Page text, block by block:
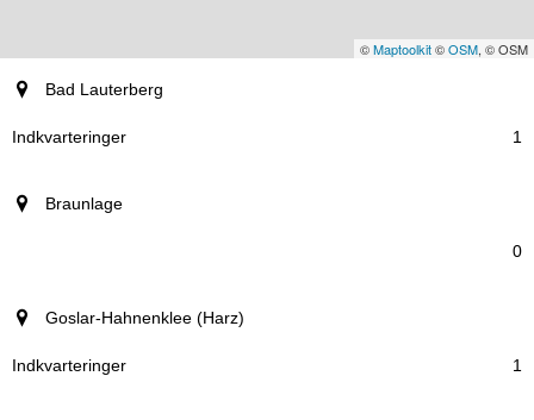
©Maptoolkit©OSM, © OSM
by
Indkvarteringer
Bad Lauterberg
1
Braunlage
0
Goslar-Hahnenklee (Harz)
1